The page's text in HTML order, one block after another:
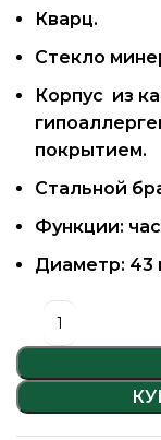
Кварц.
Стекло
Корпус из
покрытием.
Стальной
Функции:
Диаметр: 43